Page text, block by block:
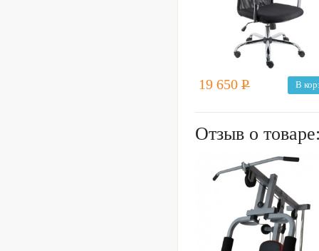
19 650 Р В
Отзыв о